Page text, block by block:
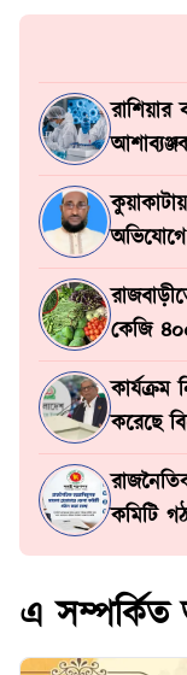
রাশিয়ার
অভিযোগে
কেজি
করেছে
কমিটি
এ